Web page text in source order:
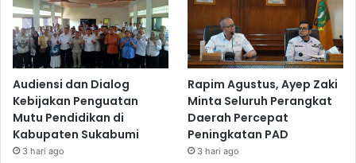
Audiensi dan Dialog
Kebijakan Penguatan
Mutu Pendidikan di
Kabupaten Sukabumi
3 hari ago
Rapim Agustus, Ayep Zaki
Minta Seluruh Perangkat
Daerah Percepat
Peningkatan PAD
3 hari ago